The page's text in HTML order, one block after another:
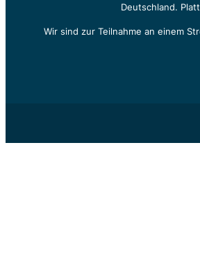
Deutschland.
Wir sind zur Teilnahme an einem